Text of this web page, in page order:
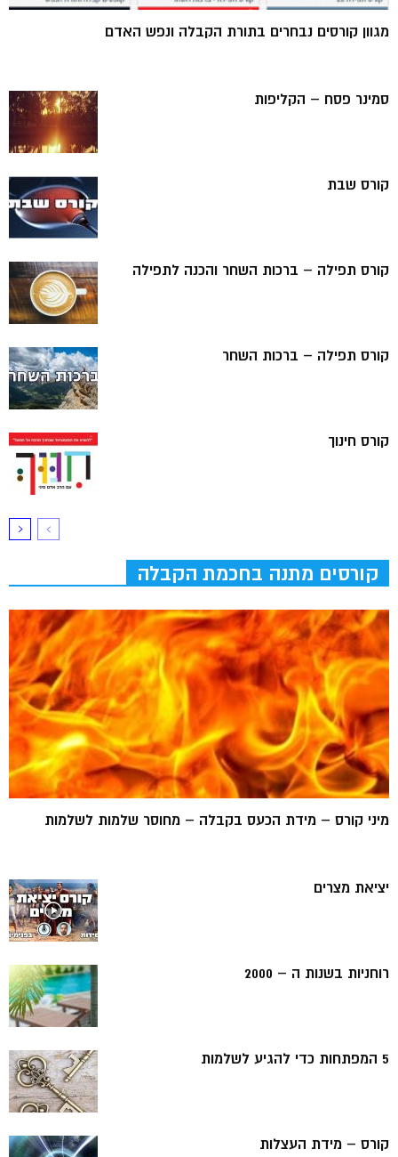
מגוון קורסים נבחרים בתורת הקבלה ונפש האדם
סמינר פסח – הקליפות
קורס שבת
קורס תפילה – ברכות השחר והכנה לתפילה
קורס תפילה – ברכות השחר
קורס חינוך
קורסים מתנה בחכמת הקבלה
מיני קורס – מידת הכעס בקבלה – מחוסר שלמות לשלמות
יציאת מצרים
רוחניות בשנות ה – 2000
5 המפתחות כדי להגיע לשלמות
קורס – מידת העצלות